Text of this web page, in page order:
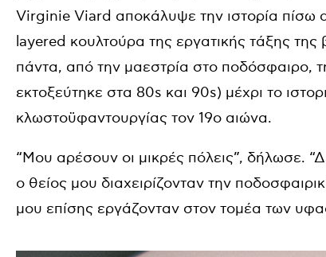
Virginie Viard αποκάλυψε την ιστορία πίσω
layered κουλτούρα της εργατικής τάξης
πάντα, από την μαεστρία στο ποδόσφαιρο,
εκτοξεύτηκε στα 80s και 90s) μέχρι το
κλωστοϋφαντουργίας τον 19ο αιώνα.
“Μου αρέσουν οι μικρές πόλεις”, δήλωσε.
ο θείος μου διαχειρίζονταν την
μου επίσης εργάζονταν στον τομέα των